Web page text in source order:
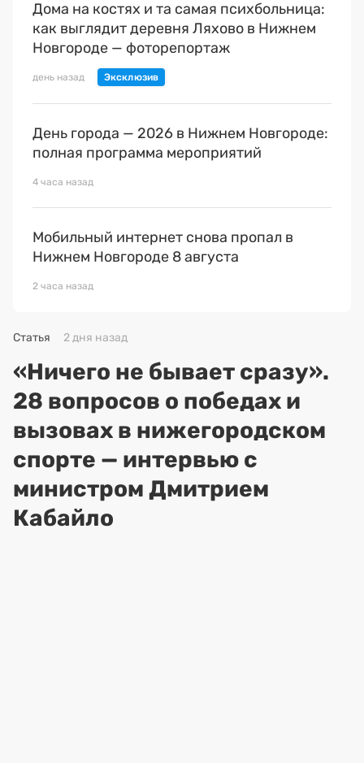
Дома на костях и та самая психбольница:
как выглядит деревня Ляхово в Нижнем
Новгороде — фоторепортаж
день назад
День города — 2026 в Нижнем Новгороде:
полная программа мероприятий
4 часа назад
Мобильный интернет снова пропал в
Нижнем Новгороде 8 августа
2 часа назад
Статья 2 дня назад
«Ничего не бывает сразу».
28 вопросов о победах и
вызовах в нижегородском
спорте — интервью с
министром Дмитрием
Кабайло